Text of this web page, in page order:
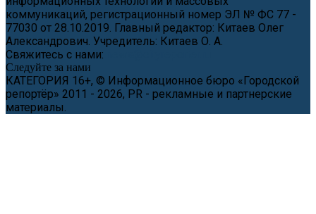
коммуникаций, регистрационный номер ЭЛ № ФС 77 -
77030 от 28.10.2019. Главный редактор: Китаев Олег
Александрович. Учредитель: Китаев О. А.
Свяжитесь с нами:
Следуйте за нами
КАТЕГОРИЯ 16+, © Информационное бюро «Городской
репортёр» 2011 - 2026, PR - рекламные и партнерские
материалы.